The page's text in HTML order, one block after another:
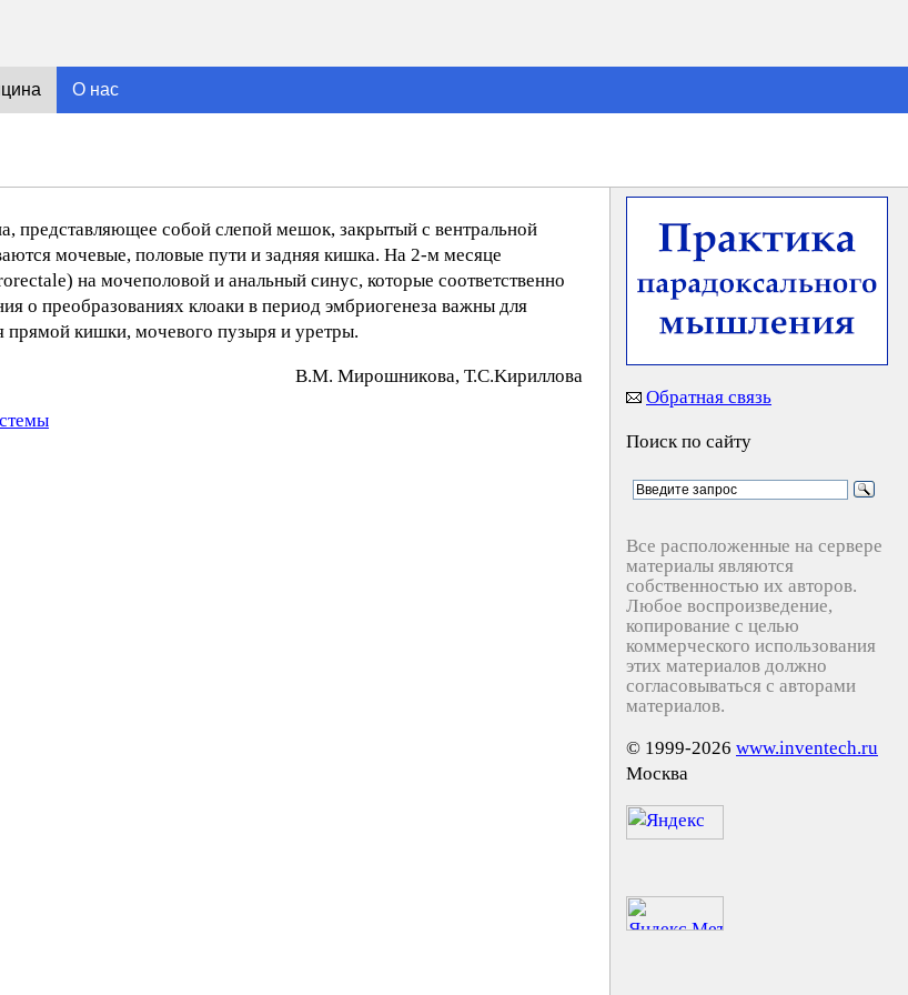
О нас
представляющее собой слепой мешок, закрытый с вентральной
мочевые, половые пути и задняя кишка. На 2-м месяце
на мочеполовой и анальный синус, которые соответственно
о преобразованиях клоаки в период эмбриогенеза важны для
прямой кишки, мочевого пузыря и уретры.
В.М. Mиpoшникoвa, Т.С.Kиpиллoвa
Обратная связь
Поиск по сайту
Все расположенные на сервере
материалы являются
собственностью их авторов.
Любое воспроизведение,
копирование с целью
коммерческого использования
этих материалов должно
согласовываться с авторами
материалов.
© 1999-2026 www.inventech.ru
Москва